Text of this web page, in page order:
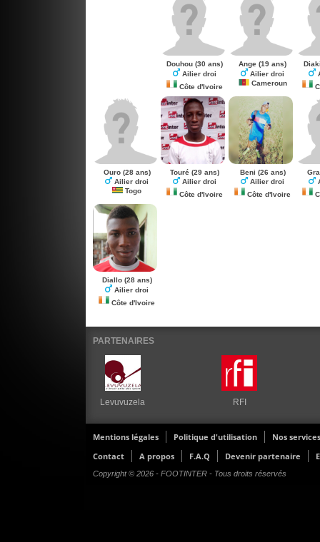
Douhou (30 ans)
Ailier droi
Côte d'Ivoire
Ange (19 ans)
Ailier droi
Cameroun
Ouro(28 ans)
Ailier droi
Togo
Touré (29 ans)
Ailier droi
Côte d'Ivoire
Beni (26 ans)
Ailier droi
Côte d'Ivoire
Diallo(28 ans)
Ailier droi
Côte d'Ivoire
PARTENAIRES
Levuvuzela RFI
Mentions légales Politique d'utilisation
Nos services
Contact
A propos F.A.Q Devenir partenaire
Copyright © 2026 - FOOTINTER - Tous droits réservés